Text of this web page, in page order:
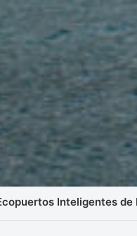
Inteligentes